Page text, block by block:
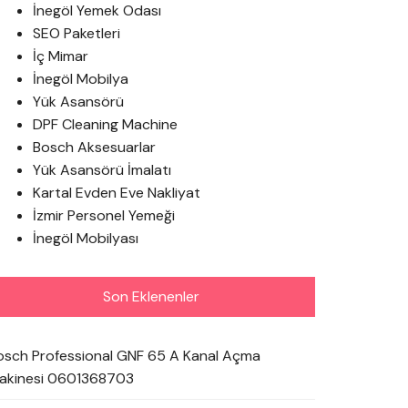
İnegöl Yemek Odası
SEO Paketleri
İç Mimar
İnegöl Mobilya
Yük Asansörü
DPF Cleaning Machine
Bosch Aksesuarlar
Yük Asansörü İmalatı
Kartal Evden Eve Nakliyat
İzmir Personel Yemeği
İnegöl Mobilyası
Son Eklenenler
Professional GNF 65 A Kanal Açma
0601368703